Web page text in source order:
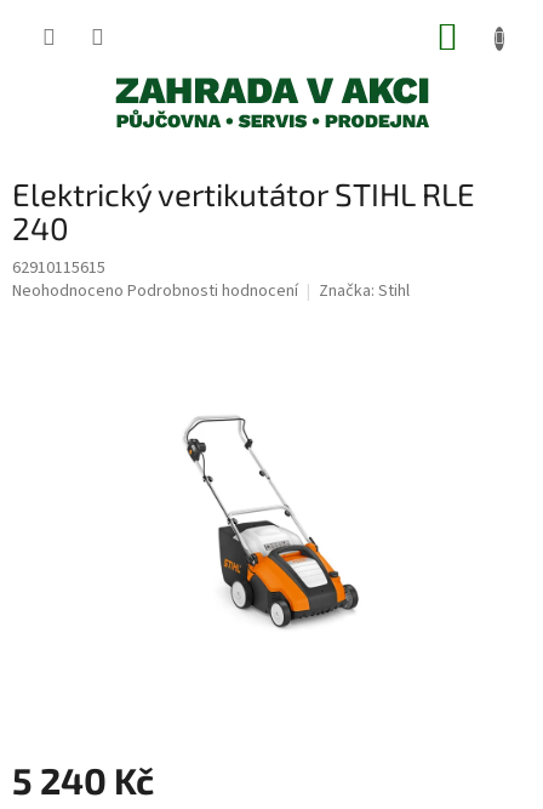
Elektrický vertikutátor STIHL RLE
240
62910115615
Průměrné
Neohodnoceno Podrobnosti hodnocení Značka: Stihl
5 240 Kč